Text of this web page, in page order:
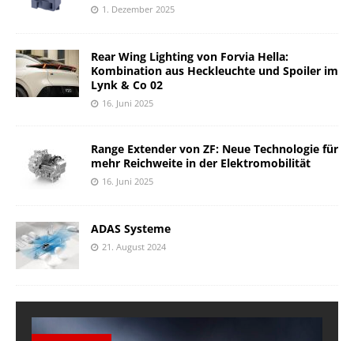
1. Dezember 2025
Rear Wing Lighting von Forvia Hella:
Kombination aus Heckleuchte und Spoiler im
Lynk & Co 02
16. Juni 2025
Range Extender von ZF: Neue Technologie für
mehr Reichweite in der Elektromobilität
16. Juni 2025
ADAS Systeme
21. August 2024